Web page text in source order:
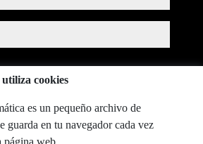
cookies
es un pequeño archivo de
guarda en tu navegador cada vez
página web.